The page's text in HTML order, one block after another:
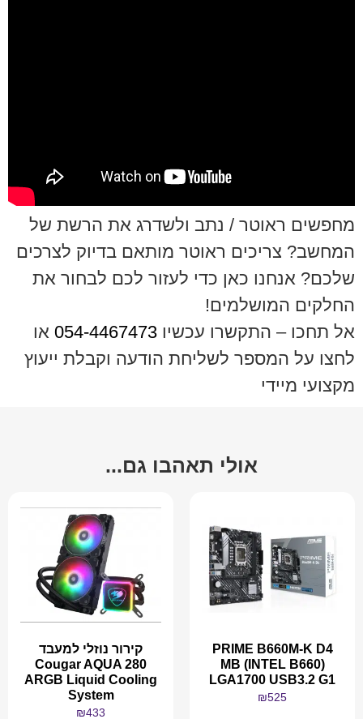
מחפשים ראוטר / נתב ולשדרג את הרשת של
המחשב? צריכים ראוטר מותאם בדיוק לצרכים
שלכם? אנחנו כאן כדי לעזור לכם לבחור את
החלקים המושלמים!
אל תחכו – התקשרו עכשיו 054-4467473 או
לחצו על המספר לשליחת הודעה וקבלת ייעוץ
מקצועי מיידי
אולי תאהבו גם...
PRIME B660M-K D4
MB (INTEL B660)
LGA1700 USB3.2 G1
₪525
קירור נוזלי למעבד
Cougar AQUA 280
ARGB Liquid Cooling
System
₪433